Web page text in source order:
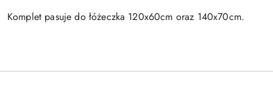
Komplet pasuje do łóżeczka 120x60cm oraz 140x70cm.